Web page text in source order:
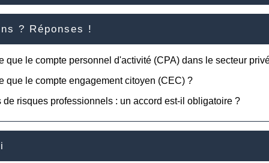
? Réponses !
que le compte personnel d'activité (CPA) dans le secteur
que le compte engagement citoyen (CEC) ?
de risques professionnels : un accord est-il obligatoire ?